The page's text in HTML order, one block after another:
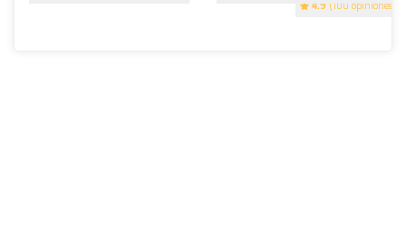
4.9 (100 opiniones)